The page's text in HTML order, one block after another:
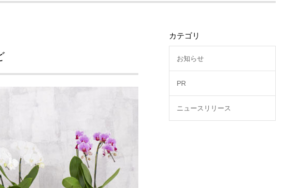
カテゴリ
お知らせ
PR
ニュースリリース